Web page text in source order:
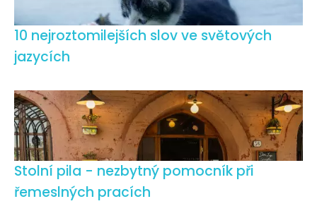
10 nejroztomilejších slov ve světových
jazycích
Stolní pila - nezbytný pomocník při
řemeslných pracích